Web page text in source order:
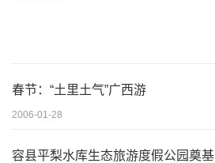
春节：“土里土气”广西游
2006-01-28
容县平梨水库生态旅游度假公园奠基